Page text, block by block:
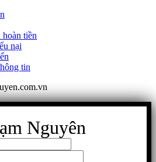
tiền
nại
tin
Nguyên